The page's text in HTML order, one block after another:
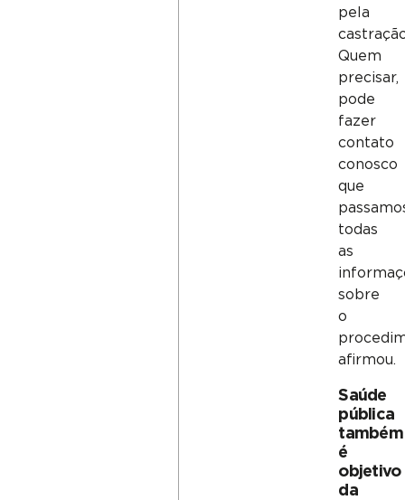
pela
Quem
precisar,
pode
fazer
contato
conosco
que
todas
as
sobre
o
afirmou.
Saúde
pública
também
é
objetivo
da